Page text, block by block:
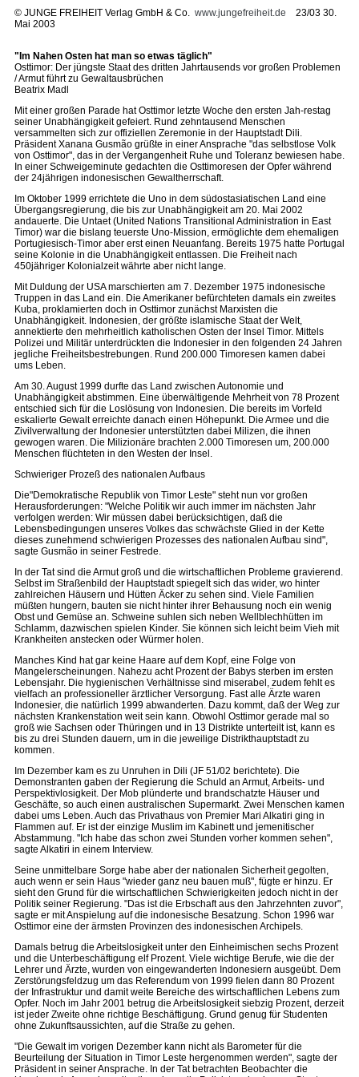
© JUNGE FREIHEIT Verlag GmbH & Co. www.jungefreiheit.de 23/03 30.
Mai 2003
"Im Nahen Osten hat man so etwas täglich"
Osttimor: Der jüngste Staat des dritten Jahrtausends vor großen Problemen
/ Armut führt zu Gewaltausbrüchen
Beatrix Madl
Mit einer großen Parade hat Osttimor letzte Woche den ersten Jah-restag
seiner Unabhängigkeit gefeiert. Rund zehntausend Menschen
versammelten sich zur offiziellen Zeremonie in der Hauptstadt Dili.
Präsident Xanana Gusmão grüßte in einer Ansprache "das selbstlose Volk
von Osttimor", das in der Vergangenheit Ruhe und Toleranz bewiesen habe.
In einer Schweigeminute gedachten die Osttimoresen der Opfer während
der 24jährigen indonesischen Gewaltherrschaft.
Im Oktober 1999 errichtete die Uno in dem südostasiatischen Land eine
Übergangsregierung, die bis zur Unabhängigkeit am 20. Mai 2002
andauerte. Die Untaet (United Nations Transitional Administration in East
Timor) war die bislang teuerste Uno-Mission, ermöglichte dem ehemaligen
Portugiesisch-Timor aber erst einen Neuanfang. Bereits 1975 hatte Portugal
seine Kolonie in die Unabhängigkeit entlassen. Die Freiheit nach
450jähriger Kolonialzeit währte aber nicht lange.
Mit Duldung der USA marschierten am 7. Dezember 1975 indonesische
Truppen in das Land ein. Die Amerikaner befürchteten damals ein zweites
Kuba, proklamierten doch in Osttimor zunächst Marxisten die
Unabhängigkeit. Indonesien, der größte islamische Staat der Welt,
annektierte den mehrheitlich katholischen Osten der Insel Timor. Mittels
Polizei und Militär unterdrückten die Indonesier in den folgenden 24 Jahren
jegliche Freiheitsbestrebungen. Rund 200.000 Timoresen kamen dabei
ums Leben.
Am 30. August 1999 durfte das Land zwischen Autonomie und
Unabhängigkeit abstimmen. Eine überwältigende Mehrheit von 78 Prozent
entschied sich für die Loslösung von Indonesien. Die bereits im Vorfeld
eskalierte Gewalt erreichte danach einen Höhepunkt. Die Armee und die
Zivilverwaltung der Indonesier unterstützten dabei Milizen, die ihnen
gewogen waren. Die Milizionäre brachten 2.000 Timoresen um, 200.000
Menschen flüchteten in den Westen der Insel.
Schwieriger Prozeß des nationalen Aufbaus
Die"Demokratische Republik von Timor Leste" steht nun vor großen
Herausforderungen: "Welche Politik wir auch immer im nächsten Jahr
verfolgen werden: Wir müssen dabei berücksichtigen, daß die
Lebensbedingungen unseres Volkes das schwächste Glied in der Kette
dieses zunehmend schwierigen Prozesses des nationalen Aufbau sind",
sagte Gusmão in seiner Festrede.
In der Tat sind die Armut groß und die wirtschaftlichen Probleme gravierend.
Selbst im Straßenbild der Hauptstadt spiegelt sich das wider, wo hinter
zahlreichen Häusern und Hütten Äcker zu sehen sind. Viele Familien
müßten hungern, bauten sie nicht hinter ihrer Behausung noch ein wenig
Obst und Gemüse an. Schweine suhlen sich neben Wellblechhütten im
Schlamm, dazwischen spielen Kinder. Sie können sich leicht beim Vieh mit
Krankheiten anstecken oder Würmer holen.
Manches Kind hat gar keine Haare auf dem Kopf, eine Folge von
Mangelerscheinungen. Nahezu acht Prozent der Babys sterben im ersten
Lebensjahr. Die hygienischen Verhältnisse sind miserabel, zudem fehlt es
vielfach an professioneller ärztlicher Versorgung. Fast alle Ärzte waren
Indonesier, die natürlich 1999 abwanderten. Dazu kommt, daß der Weg zur
nächsten Krankenstation weit sein kann. Obwohl Osttimor gerade mal so
groß wie Sachsen oder Thüringen und in 13 Distrikte unterteilt ist, kann es
bis zu drei Stunden dauern, um in die jeweilige Distrikthauptstadt zu
kommen.
Im Dezember kam es zu Unruhen in Dili (JF 51/02 berichtete). Die
Demonstranten gaben der Regierung die Schuld an Armut, Arbeits- und
Perspektivlosigkeit. Der Mob plünderte und brandschatzte Häuser und
Geschäfte, so auch einen australischen Supermarkt. Zwei Menschen kamen
dabei ums Leben. Auch das Privathaus von Premier Mari Alkatiri ging in
Flammen auf. Er ist der einzige Muslim im Kabinett und jemenitischer
Abstammung. "Ich habe das schon zwei Stunden vorher kommen sehen",
sagte Alkatiri in einem Interview.
Seine unmittelbare Sorge habe aber der nationalen Sicherheit gegolten,
auch wenn er sein Haus "wieder ganz neu bauen muß", fügte er hinzu. Er
sieht den Grund für die wirtschaftlichen Schwierigkeiten jedoch nicht in der
Politik seiner Regierung. "Das ist die Erbschaft aus den Jahrzehnten zuvor",
sagte er mit Anspielung auf die indonesische Besatzung. Schon 1996 war
Osttimor eine der ärmsten Provinzen des indonesischen Archipels.
Damals betrug die Arbeitslosigkeit unter den Einheimischen sechs Prozent
und die Unterbeschäftigung elf Prozent. Viele wichtige Berufe, wie die der
Lehrer und Ärzte, wurden von eingewanderten Indonesiern ausgeübt. Dem
Zerstörungsfeldzug um das Referendum von 1999 fielen dann 80 Prozent
der Infrastruktur und damit weite Bereiche des wirtschaftlichen Lebens zum
Opfer. Noch im Jahr 2001 betrug die Arbeitslosigkeit siebzig Prozent, derzeit
ist jeder Zweite ohne richtige Beschäftigung. Grund genug für Studenten
ohne Zukunftsaussichten, auf die Straße zu gehen.
"Die Gewalt im vorigen Dezember kann nicht als Barometer für die
Beurteilung der Situation in Timor Leste hergenommen werden", sagte der
Präsident in seiner Ansprache. In der Tat betrachten Beobachter die